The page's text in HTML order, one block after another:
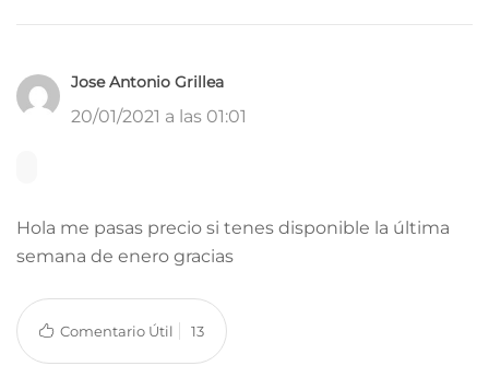
Jose Antonio Grillea
20/01/2021 a las 01:01
Hola me pasas precio si tenes disponible la última
semana de enero gracias
Comentario Útil 13